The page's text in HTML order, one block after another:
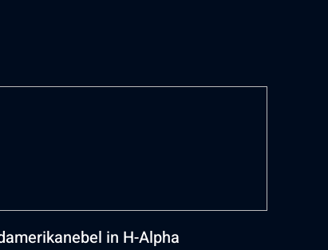
in H-Alpha